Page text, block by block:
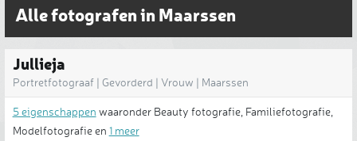
Alle fotografen in Maarssen
Jullieja
Portretfotograaf | Gevorderd | Vrouw | Maarssen
5 eigenschappen waaronder Beauty fotografie, Familiefotografie,
Modelfotografie en 1 meer